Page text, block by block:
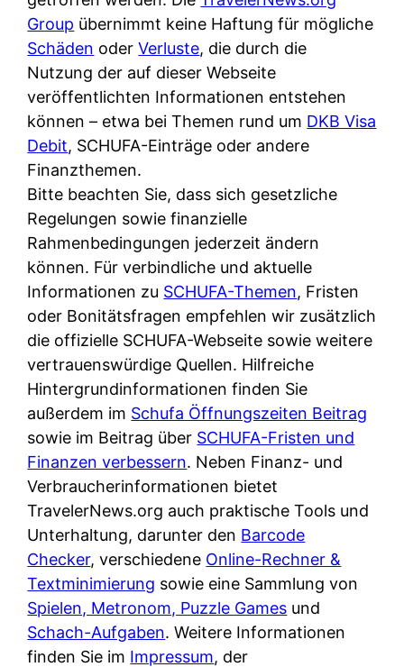
Group übernimmt keine Haftung für mögliche
Schäden oderVerluste, die durch die
Nutzung der auf dieser Webseite
veröffentlichten Informationen entstehen
können – etwa bei Themen rund um DKB Visa
Debit, SCHUFA-Einträge oder andere
Finanzthemen.
Bitte beachten Sie, dass sich gesetzliche
Regelungen sowie finanzielle
Rahmenbedingungen jederzeit ändern
können. Für verbindliche und aktuelle
Informationen zu SCHUFA-Themen, Fristen
oder Bonitätsfragen empfehlen wir zusätzlich
die offizielle SCHUFA-Webseite sowie weitere
vertrauenswürdige Quellen. Hilfreiche
Hintergrundinformationen finden Sie
außerdem im Schufa Öffnungszeiten Beitrag
sowie im Beitrag über SCHUFA-Fristen und
Finanzen verbessern. Neben Finanz- und
Verbraucherinformationen bietet
TravelerNews.org auch praktische Tools und
Unterhaltung, darunter den Barcode
Checker, verschiedene Online-Rechner &
Textminimierung sowie eine Sammlung von
Spielen, Metronom, Puzzle Games und
Schach-Aufgaben. Weitere Informationen
finden Sie im Impressum, der